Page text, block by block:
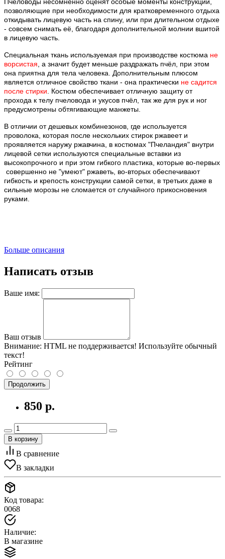
позволяющие при необходимости для кратковременного отдыха
откидывать лицевую часть на спину, или при длительном отдыхе
- совсем снимать её, благодаря дополнительной молнии вшитой
в лицевую часть.
Специальная ткань используемая при производстве костюма не
ворсистая , а значит будет меньше раздражать пчёл, при этом
она приятна для тела человека. Дополнительным плюсом
является отличное свойство ткани - она практически не садится
после стирки . Костюм обеспечивает отличную защиту от
прохода к телу пчеловода и укусов пчёл, так же для рук и ног
предусмотрены обтягивающие манжеты.
В отличии от дешевых комбинезонов, где используется
проволока, которая после нескольких стирок ржавеет и
проявляется наружу ржавчина, в костюмах "Пчеландия" внутри
лицевой сетки используются специальные вставки из
высокопрочного и при этом гибкого пластика, которые во-первых
совершенно не "умеют" ржаветь, во-вторых обеспечивают
гибкость и крепость конструкции самой сетки, в третьих даже в
сильные морозы не сломается от случайного прикосновения
руками.
Больше описания
Написать отзыв
Ваше имя:
Ваш отзыв
Внимание: HTML не поддерживается! Используйте обычный
текст!
Рейтинг
Продолжить
850 р.
В корзину
В сравнение
В закладки
Код товара:
0068
Наличие:
В магазине